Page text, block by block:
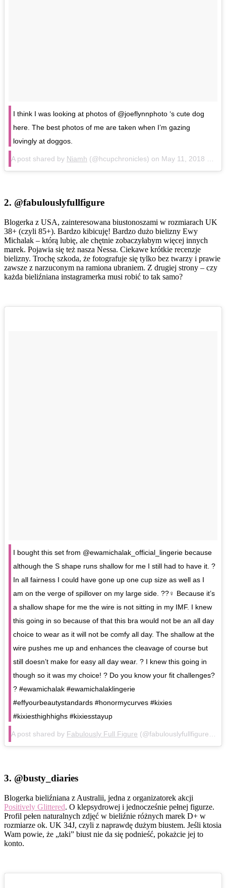
I think I was looking at photos of @joeflynnphoto ‘s cute dog
here. The best photos of me are taken when I’m gazing
lovingly at doggos.
A post shared by Niamh (@hcupchronicles) on May 11, 2018 at 2:22am PDT
2. @fabulouslyfullfigure
Blogerka z USA, zainteresowana biustonoszami w rozmiarach UK
38+ (czyli 85+). Bardzo kibicuję! Bardzo dużo bielizny Ewy
Michalak – którą lubię, ale chętnie zobaczyłabym więcej innych
marek. Pojawia się też nasza Nessa. Ciekawe krótkie recenzje
bielizny. Trochę szkoda, że fotografuje się tylko bez twarzy i prawie
zawsze z narzuconym na ramiona ubraniem. Z drugiej strony – czy
każda bieliźniana instagramerka musi robić to tak samo?
I bought this set from @ewamichalak_official_lingerie because
although the S shape runs shallow for me I still had to have it. ?
In all fairness I could have gone up one cup size as well as I
am on the verge of spillover on my large side. ??‍♀️ Because it’s
a shallow shape for me the wire is not sitting in my IMF. I knew
this going in so because of that this bra would not be an all day
choice to wear as it will not be comfy all day. The shallow at the
wire pushes me up and enhances the cleavage of course but
still doesn’t make for easy all day wear. ? I knew this going in
though so it was my choice! ? Do you know your fit challenges?
? #ewamichalak #ewamichalaklingerie
#effyourbeautystandards #honormycurves #kixies
#kixiesthighhighs #kixiesstayup
A post shared by Fabulously Full Figure (@fabulouslyfullfigure) on
3. @busty_diaries
Blogerka bieliźniana z Australii, jedna z organizatorek akcji
Positively Glittered. O klepsydrowej i jednocześnie pełnej figurze.
Profil pełen naturalnych zdjęć w bieliźnie różnych marek D+ w
rozmiarze ok. UK 34J, czyli z naprawdę dużym biustem. Jeśli ktosia
Wam powie, że „taki” biust nie da się podnieść, pokażcie jej to
konto.